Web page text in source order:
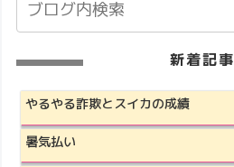
新着記事
やるやる詐欺とスイカの成績
暑気払い